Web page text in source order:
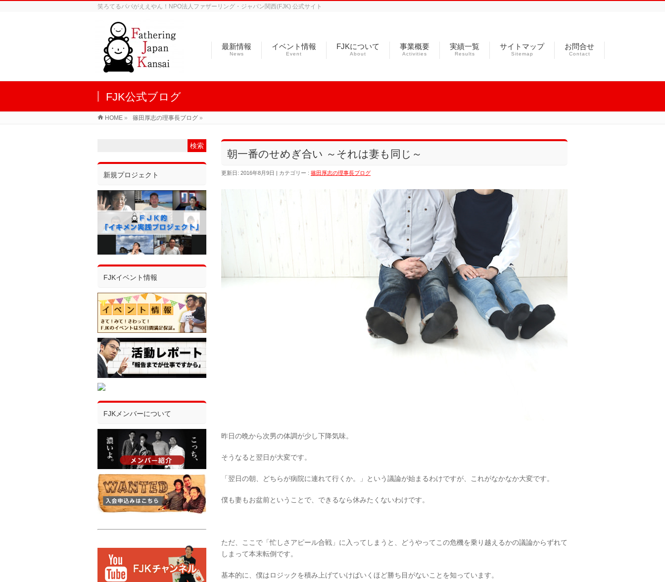
笑ろてるパパがええやん！NPO法人ファザーリング・ジャパン関西(FJK) 公式サイト
最新情報
News
イベント情報
Event
FJKについて
About
事業概要
Activities
実績一覧
Results
サイトマップ
Sitemap
お問合せ
Contact
FJK公式ブログ
HOME » 篠田厚志の理事長ブログ »
朝一番のせめぎ合い ～それは妻も同じ～
更新日: 2016年8月9日 カテゴリー : 篠田厚志の理事長ブログ
昨日の晩から次男の体調が少し下降気味。
そうなると翌日が大変です。
「翌日の朝、どちらが病院に連れて行くか。」という議論が始まるわけですが、これがなかなか大変です。
僕も妻もお盆前ということで、できるなら休みたくないわけです。
ただ、ここで「忙しさアピール合戦」に入ってしまうと、どうやってこの危機を乗り越えるかの議論からずれて
しまって本末転倒です。
基本的に、僕はロジックを積み上げていけばいくほど勝ち目がないことを知っています。
新規プロジェクト
FJKイベント情報
FJKメンバーについて